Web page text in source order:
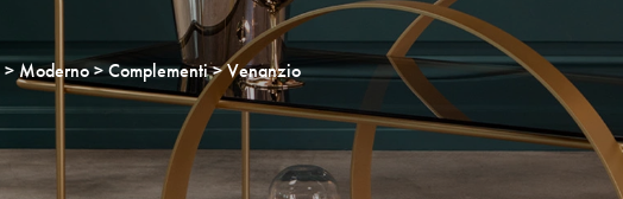
Moderno Complementi Venanzio